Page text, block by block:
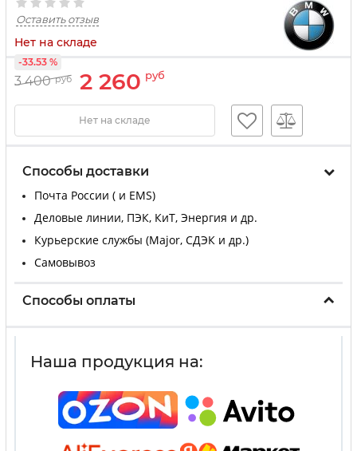
Оставить отзыв
Нет на складе
3 400 руб 2 260 руб
-33.53 %
Нет на складе
Способы доставки
Почта России ( и EMS)
Деловые линии, ПЭК, КиТ, Энергия и др.
Курьерские службы (Major, СДЭК и др.)
Самовывоз
Способы оплаты
Наша продукция на: